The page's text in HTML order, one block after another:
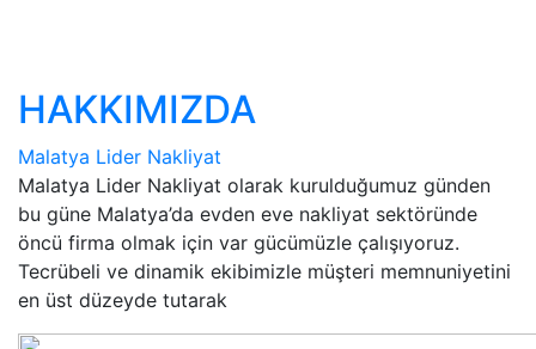
HAKKIMIZDA
Malatya Lider Nakliyat
Malatya Lider Nakliyat olarak kurulduğumuz günden
bu güne Malatya’da evden eve nakliyat sektöründe
öncü firma olmak için var gücümüzle çalışıyoruz.
Tecrübeli ve dinamik ekibimizle müşteri memnuniyetini
en üst düzeyde tutarak